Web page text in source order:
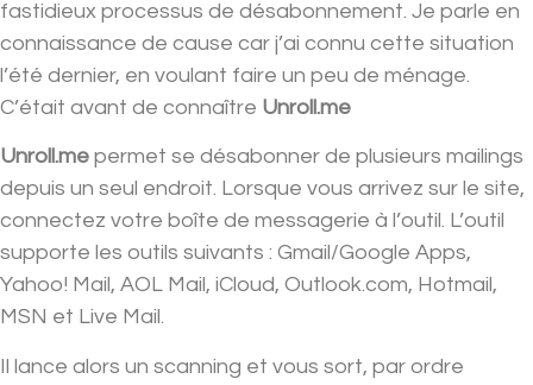
fastidieux processus de désabonnement. Je parle en
connaissance de cause car j’ai connu cette situation
l’été dernier, en voulant faire un peu de ménage.
C’était avant de connaître Unroll.me
Unroll.me permet se désabonner de plusieurs mailings
depuis un seul endroit. Lorsque vous arrivez sur le site,
connectez votre boîte de messagerie à l’outil. L’outil
supporte les outils suivants : Gmail/Google Apps,
Yahoo! Mail, AOL Mail, iCloud, Outlook.com, Hotmail,
MSN et Live Mail.
Il lance alors un scanning et vous sort, par ordre